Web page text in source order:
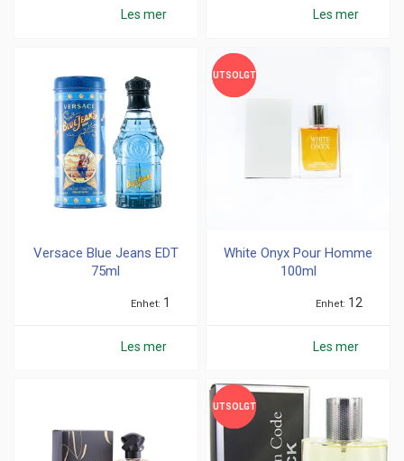
Les mer Les mer
Versace Blue Jeans EDT
75ml
Enhet 1
Les mer
UTSOLGT
UTSOLGT
White Onyx Pour Homme
100ml
Enhet 12
Les mer
UTSOLGT
UTSOLGT